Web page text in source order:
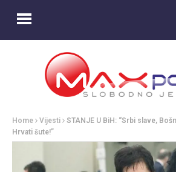
Home Vijesti
STANJE U BiH: “Srbi slave,
Hrvati šute!”